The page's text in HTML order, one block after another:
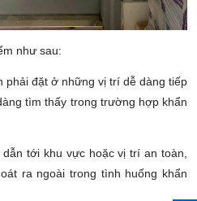
như sau:
phải đặt ở những vị trí dễ dàng tiếp
tìm thấy trong trường hợp khẩn
tới khu vực hoặc vị trí an toàn,
ra ngoài trong tình huống khẩn